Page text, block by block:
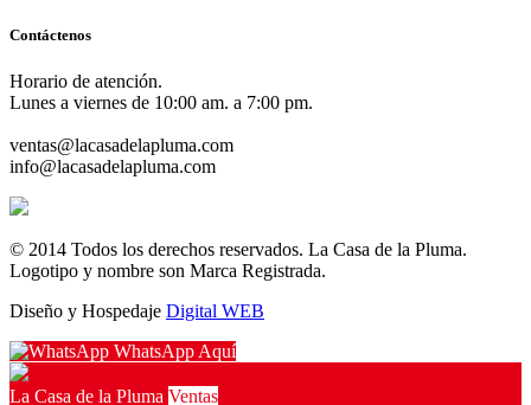
Contáctenos
Horario de atención.
Lunes a viernes de 10:00 am. a 7:00 pm.
ventas@lacasadelapluma.com
info@lacasadelapluma.com
© 2014 Todos los derechos reservados. La Casa de la Pluma.
Logotipo y nombre son Marca Registrada.
Diseño y Hospedaje Digital WEB
WhatsApp Aquí
La Casa de la Pluma Ventas